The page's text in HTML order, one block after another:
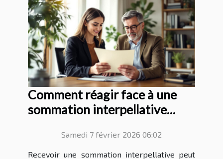
Comment réagir face à une
sommation interpellative
Samedi 7 février 2026 06:02
Recevoir une sommation interpellative peut